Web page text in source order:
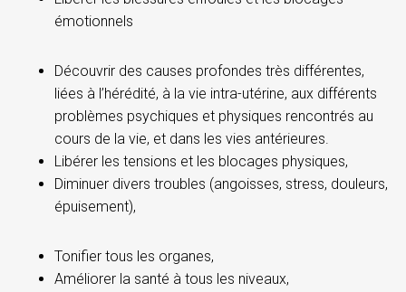
émotionnels
Découvrir des causes profondes très différentes,
liées à l’hérédité, à la vie intra-utérine, aux différents
problèmes psychiques et physiques rencontrés au
cours de la vie, et dans les vies antérieures.
Libérer les tensions et les blocages physiques,
Diminuer divers troubles (angoisses, stress, douleurs,
épuisement),
Tonifier tous les organes,
Améliorer la santé à tous les niveaux,